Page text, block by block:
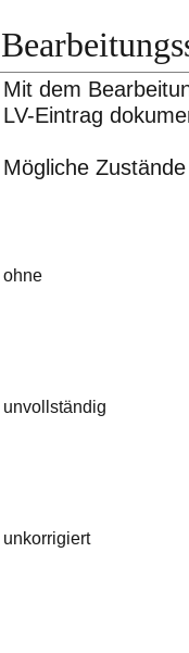
Mit dem
LV-Eintrag
Mögliche
ohne
unvollständig
unkorrigiert